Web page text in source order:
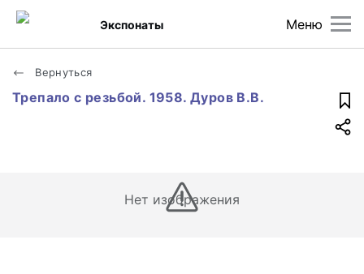
Меню
Экспонаты
Вернуться
Трепало с резьбой. 1958. Дуров В.В.
Нет изображения